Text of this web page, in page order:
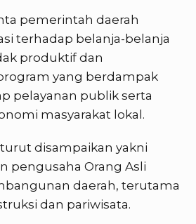
pemerintah daerah
terhadap belanja-belanja
produktif dan
yang berdampak
pelayanan publik serta
masyarakat lokal.
disampaikan yakni
pengusaha Orang Asli
daerah, terutama
dan pariwisata.